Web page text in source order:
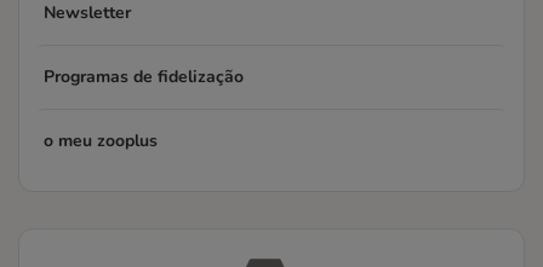
Newsletter
Programas de fidelização
o meu zooplus